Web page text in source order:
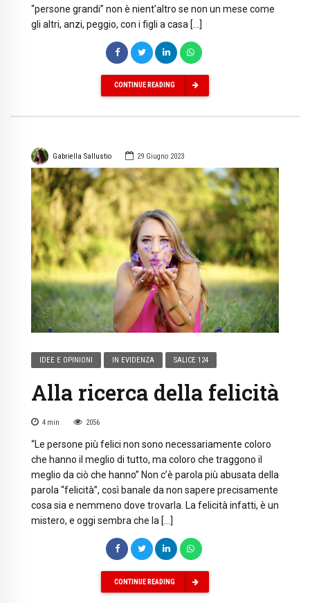
“persone grandi” non è nient’altro se non un mese come
gli altri, anzi, peggio, con i figli a casa […]
CONTINUE READING
Gabriella Sallustio 29 Giugno 2023
IDEE E OPINIONI IN EVIDENZA SALICE 124
Alla ricerca della felicità
4 min 2056
“Le persone più felici non sono necessariamente coloro
che hanno il meglio di tutto, ma coloro che traggono il
meglio da ciò che hanno” Non c’è parola più abusata della
parola “felicità”, così banale da non sapere precisamente
cosa sia e nemmeno dove trovarla. La felicità infatti, è un
mistero, e oggi sembra che la […]
CONTINUE READING